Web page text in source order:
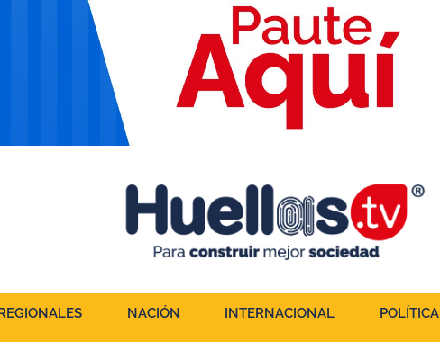
NACIÓN INTERNACIONAL POLÍTICA